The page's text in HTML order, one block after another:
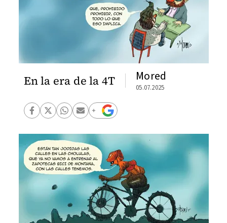
En la era de la 4T Mored
05.07.2025